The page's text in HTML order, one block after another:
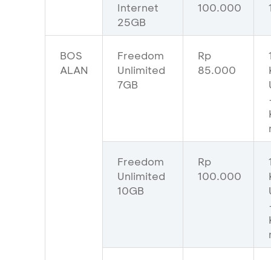
Internet
25GB
100.000
BOS
ALAN
Freedom
Unlimited
7GB
Rp
85.000
Freedom
Unlimited
10GB
Rp
100.000